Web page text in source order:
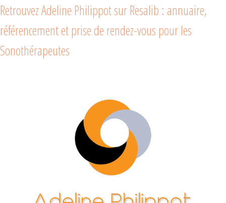
Retrouvez Adeline Philippot sur Resalib : annuaire,
référencement et prise de rendez-vous pour les
Sonothérapeutes